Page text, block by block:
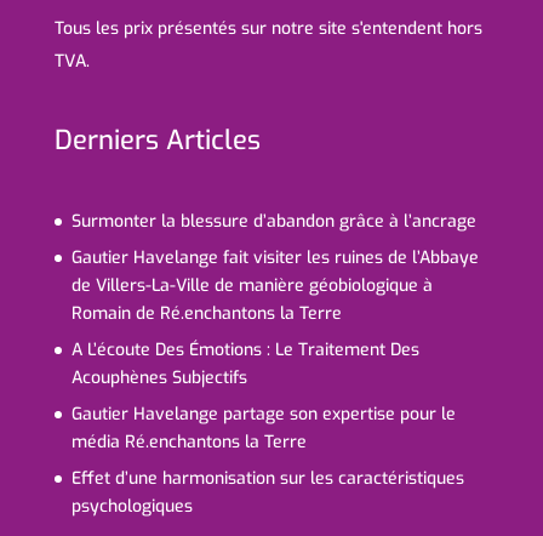
Tous les prix présentés sur notre site s'entendent hors
TVA.
Derniers Articles
Surmonter la blessure d’abandon grâce à l’ancrage
Gautier Havelange fait visiter les ruines de l’Abbaye
de Villers-La-Ville de manière géobiologique à
Romain de Ré.enchantons la Terre
A L’écoute Des Émotions : Le Traitement Des
Acouphènes Subjectifs
Gautier Havelange partage son expertise pour le
média Ré.enchantons la Terre
Effet d’une harmonisation sur les caractéristiques
psychologiques